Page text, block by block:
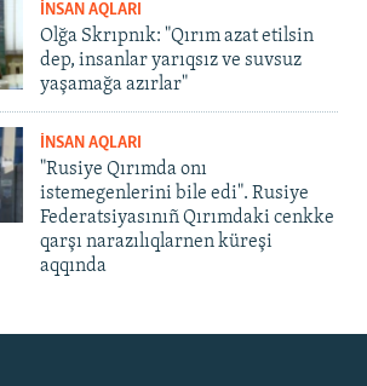
İNSAN AQLARI
Olğa Skrıpnık: "Qırım azat etilsin
dep, insanlar yarıqsız ve suvsuz
yaşamağa azırlar"
İNSAN AQLARI
"Rusiye Qırımda onı
istemegenlerini bile edi". Rusiye
Federatsiyasınıñ Qırımdaki cenkke
qarşı narazılıqlarnen küreşi
aqqında